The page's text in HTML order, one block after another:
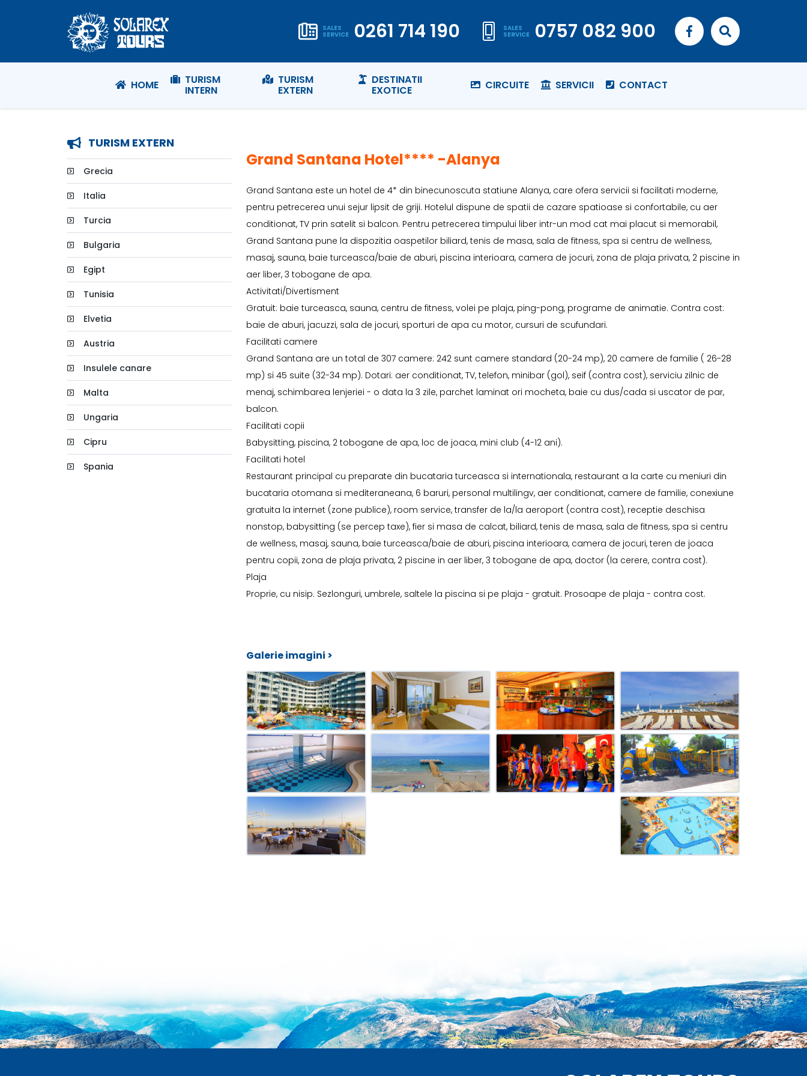
SALES
SERVICE 0261 714 190 SALES
SERVICE 0757 082 900
HOME TURISM
INTERN
TURISM
EXTERN
DESTINATII
EXOTICE CIRCUITE SERVICII CONTACT
TURISM EXTERN
Grecia
Italia
Turcia
Bulgaria
Egipt
Tunisia
Elvetia
Austria
Insulele canare
Malta
Ungaria
Cipru
Spania
Grand Santana Hotel**** -Alanya
Grand Santana este un hotel de 4* din binecunoscuta statiune Alanya, care ofera servicii si facilitati moderne,
pentru petrecerea unui sejur lipsit de griji. Hotelul dispune de spatii de cazare spatioase si confortabile, cu aer
conditionat, TV prin satelit si balcon. Pentru petrecerea timpului liber intr-un mod cat mai placut si memorabil,
Grand Santana pune la dispozitia oaspetilor biliard, tenis de masa, sala de fitness, spa si centru de wellness,
masaj, sauna, baie turceasca/baie de aburi, piscina interioara, camera de jocuri, zona de plaja privata, 2 piscine in
aer liber, 3 tobogane de apa.
Activitati/Divertisment
Gratuit: baie turceasca, sauna, centru de fitness, volei pe plaja, ping-pong, programe de animatie. Contra cost:
baie de aburi, jacuzzi, sala de jocuri, sporturi de apa cu motor, cursuri de scufundari.
Facilitati camere
Grand Santana are un total de 307 camere: 242 sunt camere standard (20-24 mp), 20 camere de familie ( 26-28
mp) si 45 suite (32-34 mp). Dotari: aer conditionat, TV, telefon, minibar (gol), seif (contra cost), serviciu zilnic de
menaj, schimbarea lenjeriei - o data la 3 zile, parchet laminat ori mocheta, baie cu dus/cada si uscator de par,
balcon.
Facilitati copii
Babysitting, piscina, 2 tobogane de apa, loc de joaca, mini club (4-12 ani).
Facilitati hotel
Restaurant principal cu preparate din bucataria turceasca si internationala, restaurant a la carte cu meniuri din
bucataria otomana si mediteraneana, 6 baruri, personal multilingv, aer conditionat, camere de familie, conexiune
gratuita la internet (zone publice), room service, transfer de la/la aeroport (contra cost), receptie deschisa
nonstop, babysitting (se percep taxe), fier si masa de calcat, biliard, tenis de masa, sala de fitness, spa si centru
de wellness, masaj, sauna, baie turceasca/baie de aburi, piscina interioara, camera de jocuri, teren de joaca
pentru copii, zona de plaja privata, 2 piscine in aer liber, 3 tobogane de apa, doctor (la cerere, contra cost).
Plaja
Proprie, cu nisip. Sezlonguri, umbrele, saltele la piscina si pe plaja - gratuit. Prosoape de plaja - contra cost.
Galerie imagini >